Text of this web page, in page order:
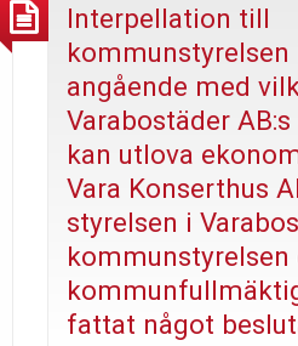
Interpellation till
kommunstyrelsen
angående med
Varabostäder
kan utlova
Vara Konserthus
styrelsen i
kommunstyrelsen
fattat något